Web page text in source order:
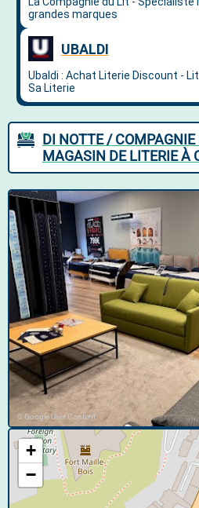
DI NOTTE /
MAGASIN DE LITERIE À
© Google User Content
+
−